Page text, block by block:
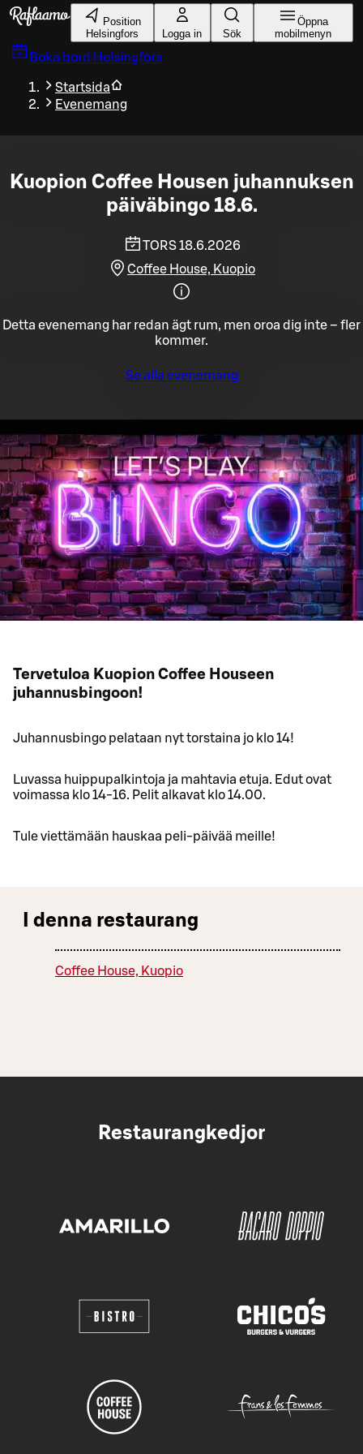
Gå till huvudinnehållet
Position
Helsingfors
Logga in Sök
Öppna
mobilmenyn
Boka bord Helsingfors
Startsida
Evenemang
Kuopion Coffee Housen juhannuksen
päiväbingo 18.6.
TORS 18.6.2026
Coffee House, Kuopio
Detta evenemang har redan ägt rum, men oroa dig inte – fler
kommer.
Se alla evenemang
Tervetuloa Kuopion Coffee Houseen
juhannusbingoon!
Juhannusbingo pelataan nyt torstaina jo klo 14!
Luvassa huippupalkintoja ja mahtavia etuja. Edut ovat
voimassa klo 14-16. Pelit alkavat klo 14.00.
Tule viettämään hauskaa peli-päivää meille!
I denna restaurang
Coffee House, Kuopio
Restaurangkedjor